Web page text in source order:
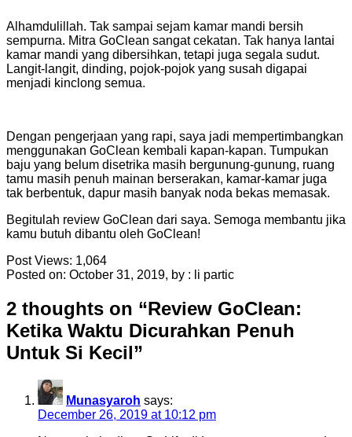
Alhamdulillah. Tak sampai sejam kamar mandi bersih
sempurna. Mitra GoClean sangat cekatan. Tak hanya lantai
kamar mandi yang dibersihkan, tetapi juga segala sudut.
Langit-langit, dinding, pojok-pojok yang susah digapai
menjadi kinclong semua.
Dengan pengerjaan yang rapi, saya jadi mempertimbangkan
menggunakan GoClean kembali kapan-kapan. Tumpukan
baju yang belum disetrika masih bergunung-gunung, ruang
tamu masih penuh mainan berserakan, kamar-kamar juga
tak berbentuk, dapur masih banyak noda bekas memasak.
Begitulah review GoClean dari saya. Semoga membantu jika
kamu butuh dibantu oleh GoClean!
Post Views: 1,064
Posted on: October 31, 2019, by : li partic
2 thoughts on “Review GoClean:
Ketika Waktu Dicurahkan Penuh
Untuk Si Kecil”
Munasyaroh says:
December 26, 2019 at 10:12 pm